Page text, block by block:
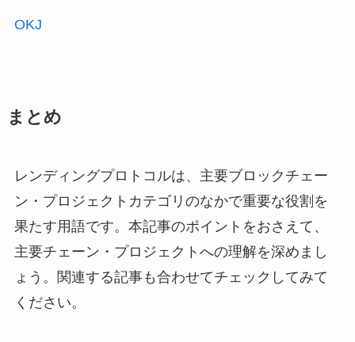
OKJ
まとめ
レンディングプロトコルは、主要ブロックチェー
ン・プロジェクトカテゴリのなかで重要な役割を
果たす用語です。本記事のポイントをおさえて、
主要チェーン・プロジェクトへの理解を深めまし
ょう。関連する記事も合わせてチェックしてみて
ください。